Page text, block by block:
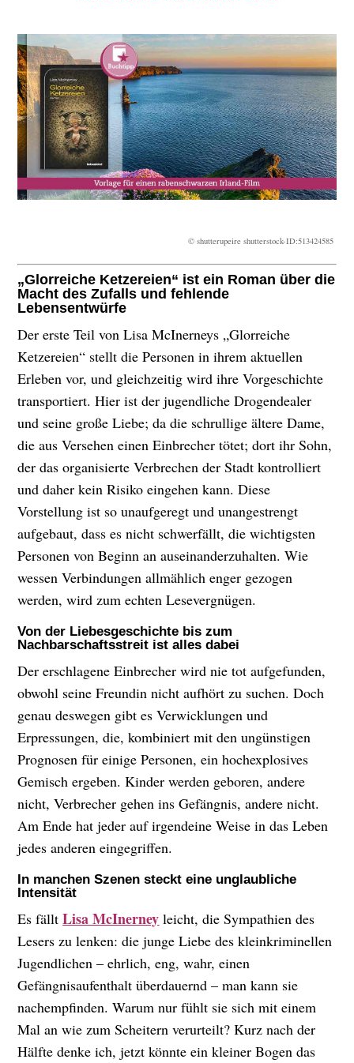
© shutterupeire shutterstock-ID:513424585
„Glorreiche Ketzereien“ ist ein Roman über die
Macht des Zufalls und fehlende
Lebensentwürfe
Der erste Teil von Lisa McInerneys „Glorreiche
Ketzereien“ stellt die Personen in ihrem aktuellen
Erleben vor, und gleichzeitig wird ihre Vorgeschichte
transportiert. Hier ist der jugendliche Drogendealer
und seine große Liebe; da die schrullige ältere Dame,
die aus Versehen einen Einbrecher tötet; dort ihr Sohn,
der das organisierte Verbrechen der Stadt kontrolliert
und daher kein Risiko eingehen kann. Diese
Vorstellung ist so unaufgeregt und unangestrengt
aufgebaut, dass es nicht schwerfällt, die wichtigsten
Personen von Beginn an auseinanderzuhalten. Wie
wessen Verbindungen allmählich enger gezogen
werden, wird zum echten Lesevergnügen.
Von der Liebesgeschichte bis zum
Nachbarschaftsstreit ist alles dabei
Der erschlagene Einbrecher wird nie tot aufgefunden,
obwohl seine Freundin nicht aufhört zu suchen. Doch
genau deswegen gibt es Verwicklungen und
Erpressungen, die, kombiniert mit den ungünstigen
Prognosen für einige Personen, ein hochexplosives
Gemisch ergeben. Kinder werden geboren, andere
nicht, Verbrecher gehen ins Gefängnis, andere nicht.
Am Ende hat jeder auf irgendeine Weise in das Leben
jedes anderen eingegriffen.
In manchen Szenen steckt eine unglaubliche
Intensität
Es fälltLisa McInerney leicht, die Sympathien des
Lesers zu lenken: die junge Liebe des kleinkriminellen
Jugendlichen – ehrlich, eng, wahr, einen
Gefängnisaufenthalt überdauernd – man kann sie
nachempfinden. Warum nur fühlt sie sich mit einem
Mal an wie zum Scheitern verurteilt? Kurz nach der
Hälfte denke ich, jetzt könnte ein kleiner Bogen das